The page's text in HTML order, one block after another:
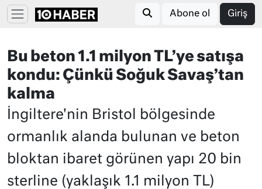
Abone ol Giriş
Bu beton 1.1 milyon TL’ye satışa
kondu: Çünkü Soğuk Savaş’tan
kalma
İngiltere'nin Bristol bölgesinde
ormanlık alanda bulunan ve beton
bloktan ibaret görünen yapı 20 bin
sterline (yaklaşık 1.1 milyon TL)